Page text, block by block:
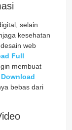
selain
kesehatan
web
Full
membuat
Download
bebas dari